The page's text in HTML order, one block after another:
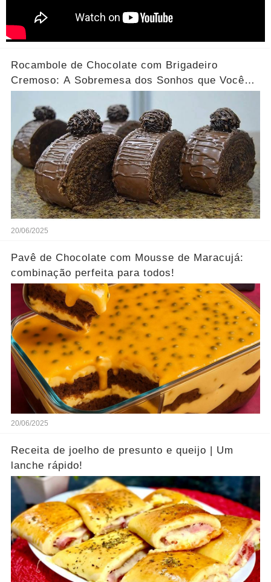
Rocambole de Chocolate com Brigadeiro
Cremoso: A Sobremesa dos Sonhos que Você
20/06/2025
Pavê de Chocolate com Mousse de Maracujá:
combinação perfeita para todos!
20/06/2025
Receita de joelho de presunto e queijo | Um
lanche rápido!